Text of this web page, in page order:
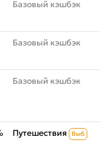
Базовый кэшбэк
Базовый кэшбэк
Базовый кэшбэк
Путешествия Выб